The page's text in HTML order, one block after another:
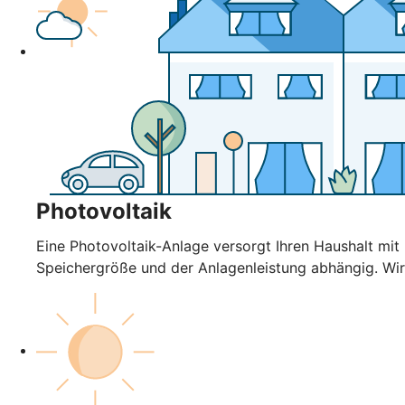
Photovoltaik
Eine Photovoltaik-Anlage versorgt Ihren Haushalt
Speichergröße und der Anlagenleistung abhängig.